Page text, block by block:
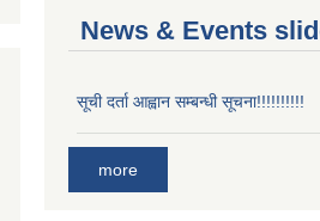
News & Events
सूची दर्ता आह्वान सम्बन्धी सूचना!!!!!!!!!!
more